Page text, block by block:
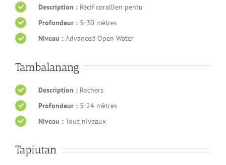
Description : Récif corallien pentu
Profondeur : 5-30 mètres
Niveau : Advanced Open Water
Tambalanang
Description : Rochers
Profondeur : 5-24 mètres
Niveau :Tous niveaux
Tapiutan